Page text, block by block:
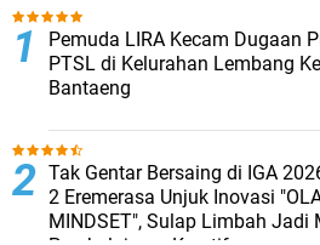
Pemuda LIRA Kecam Dugaan
PTSL di Kelurahan Lembang
Bantaeng
Tak Gentar Bersaing di IGA
2 Eremerasa Unjuk Inovasi
MINDSET", Sulap Limbah Jadi